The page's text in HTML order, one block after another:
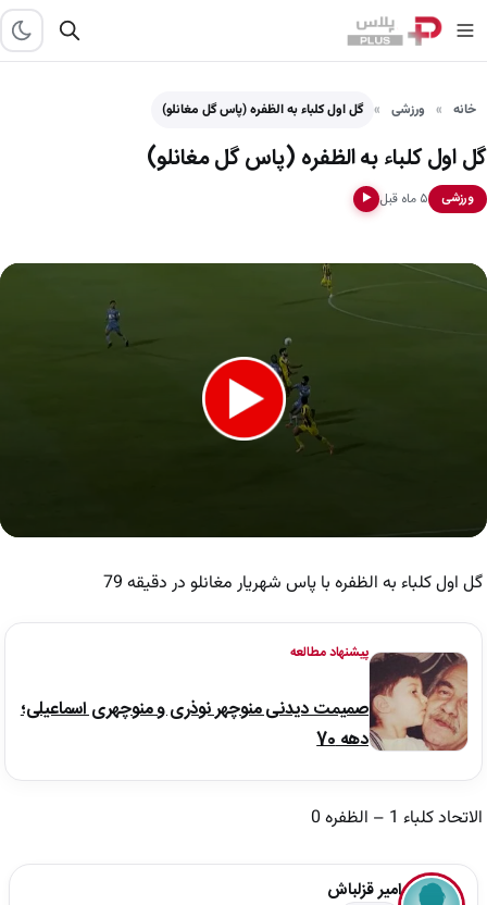
خانه ورزشی گل اول کلباء به الظفره (پاس گل مغانلو)
گل اول کلباء به الظفره (پاس گل مغانلو)
ورزشی ۵ ماه قبل ▶
گل اول کلباء به الظفره با پاس شهریار مغانلو در دقیقه 79
پیشنهاد مطالعه
صمیمت دیدنی منوچهر نوذری و منوچهری اسماعیلی؛
دهه 70
الاتحاد کلباء 1 – الظفره 0
امیر قزلباش